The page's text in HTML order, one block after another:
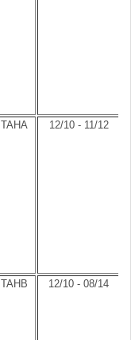
TAHA 12/10 - 11/12
TAHB 12/10 - 08/14